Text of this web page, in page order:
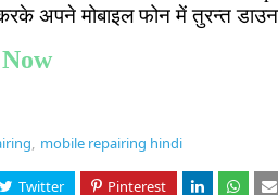
अपने मोबाइल फोन में तुरन्त
mobile repairing hindi